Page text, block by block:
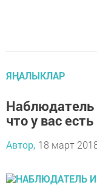
ЯҢАЛЫКЛАР
Наблюдатель
что у вас есть
Автор, 18 март